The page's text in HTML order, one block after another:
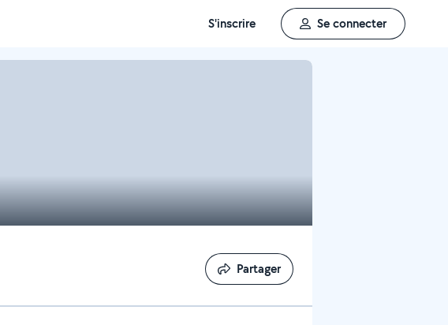
S'inscrire Se connecter
Partager
Partager